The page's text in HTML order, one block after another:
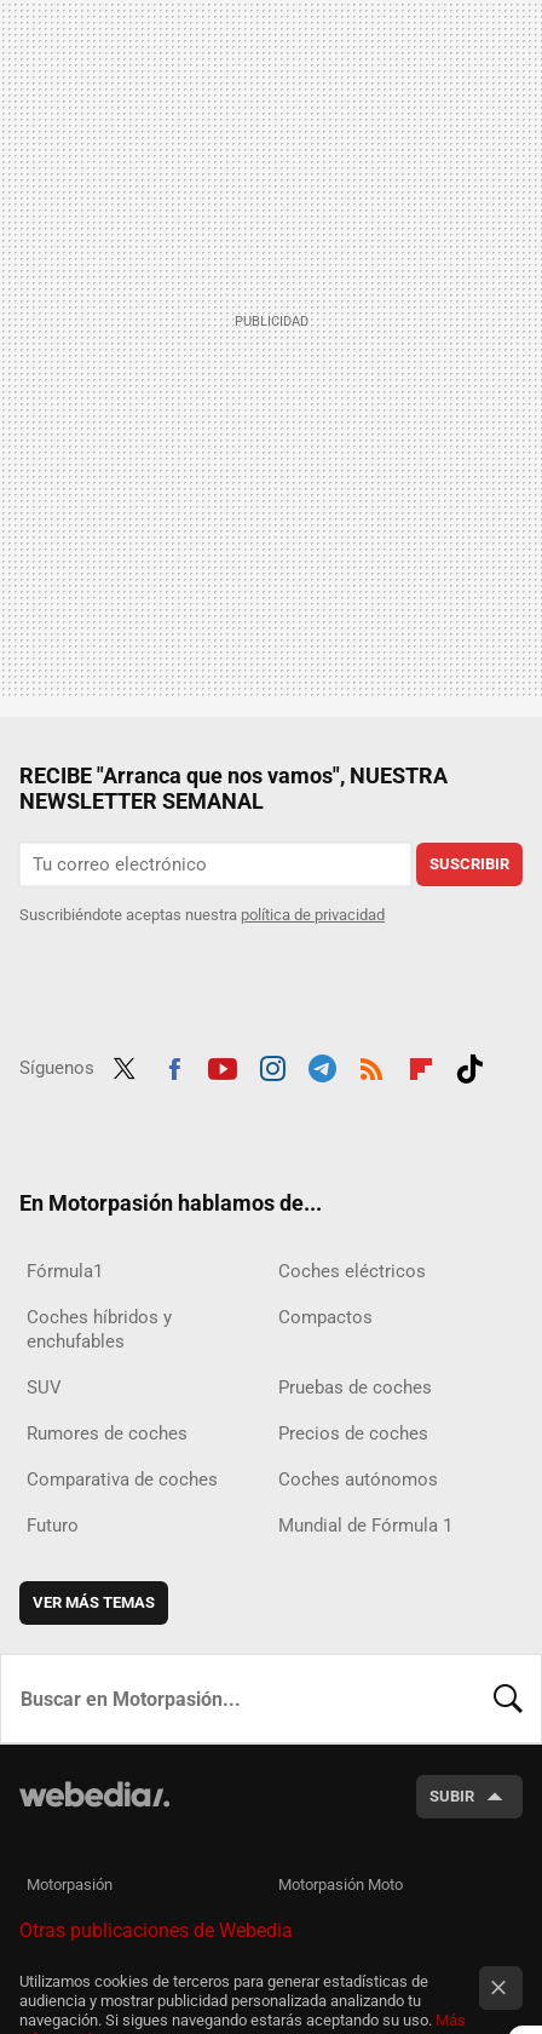
RECIBE "Arranca que nos vamos", NUESTRA
NEWSLETTER SEMANAL
SUSCRIBIR
Suscribiéndote aceptas nuestra política de privacidad
Síguenos
En Motorpasión hablamos de...
Fórmula1 Coches eléctricos
Coches híbridos y
enchufables
Compactos
SUV Pruebas de coches
Rumores de coches Precios de coches
Comparativa de coches Coches autónomos
Futuro Mundial de Fórmula 1
VER MÁS TEMAS
SUBIR
Motorpasión Motorpasión Moto
Otras publicaciones de Webedia
Utilizamos cookies de terceros para generar estadísticas de
audiencia y mostrar publicidad personalizada analizando tu
navegación. Si sigues navegando estarás aceptando su uso. Más